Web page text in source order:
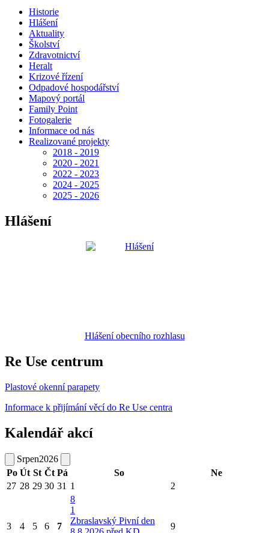
Historie
Hlášení
Aktuality
Školství
Zdravotnictví
Heralt
Krizové řízení
Odpadové hospodářství
Mapový portál
Family Point
Fotogalerie
Informace od nás
Realizované projekty
2018 - 2019
2020 - 2021
2022 - 2023
2024 - 2025
2025 - 2026
Hlášení
Hlášení obecního rozhlasu
Re Use centrum
Plastové okenní parapety
Informace k přijímání věcí do Re Use centra
Kalendář akcí
Srpen2026
Po Út St Čt Pá So
Ne
27 28 29 30 31 1 2
3 4 5 6 7
8
1
Zbraslavský Pivní den
9